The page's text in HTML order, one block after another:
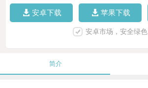
安卓下载 苹果下载
安卓市场，安全绿色
简介